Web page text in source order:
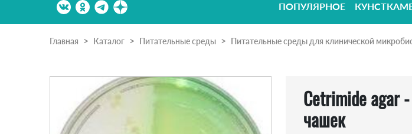
ПОПУЛЯРНОЕ
Главная Каталог Питательные среды Питательные среды для клинической
Cetrimide agar
чашек